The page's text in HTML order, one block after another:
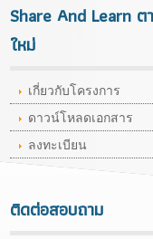
Share And Learn
ใหม่
เกี่ยวกับโครงการ
ดาวน์โหลดเอกสาร
ลงทะเบียน
ติดต่อสอบถาม